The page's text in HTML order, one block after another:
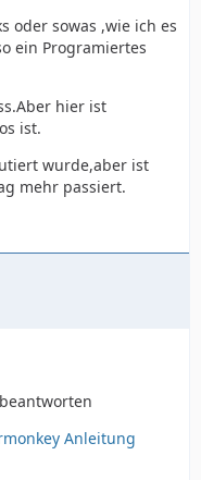
oder sowas ,wie ich es
ein Programiertes
hier ist
ist.
wurde,aber ist
mehr passiert.
Anleitung